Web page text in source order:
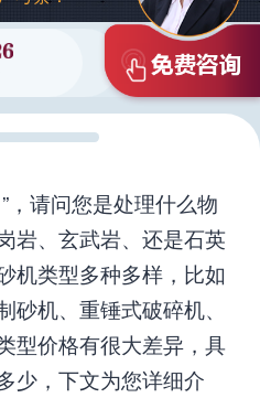
，请问您是处理什么物
岩、玄武岩、还是石英
机类型多种多样，比如
机、重锤式破碎机、
型价格有很大差异，具
少，下文为您详细介